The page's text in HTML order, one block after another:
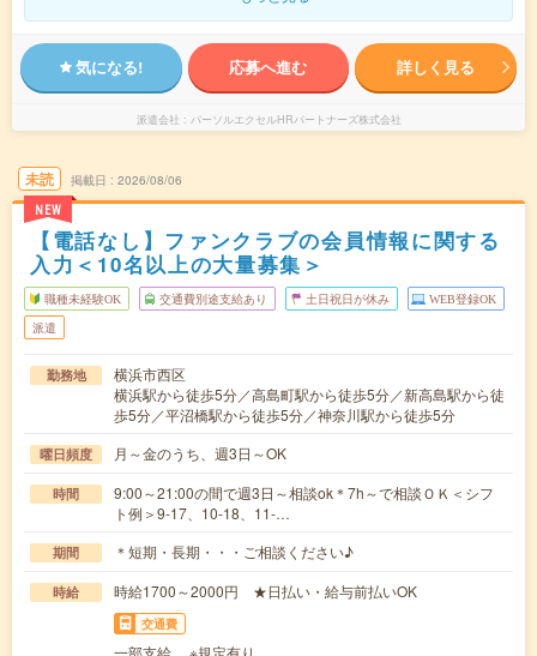
気になる! 応募へ進む 詳しく見る
派遣会社 パーソルエクセルHRパートナーズ株式会社
未読
NEW
掲載日 2026/08/06
【電話なし】ファンクラブの会員情報に関する
入力＜10名以上の大量募集＞
職種未経験OK 交通費別途支給あり 土日祝日が休み WEB登録OK
派遣
勤務地
横浜市西区
横浜駅から徒歩5分／高島町駅から徒歩5分／新高島駅から徒
歩5分／平沼橋駅から徒歩5分／神奈川駅から徒歩5分
曜日頻度 月～金のうち、週3日～OK
時間
9:00～21:00の間で週3日～相談ok＊7h～で相談ＯＫ＜シフ
ト例＞9-17、10-18、11-…
期間 ＊短期・長期・・・ご相談ください♪
時給 時給1700～2000円 ★日払い・給与前払いOK
交通費
一部支給 ※規定有り